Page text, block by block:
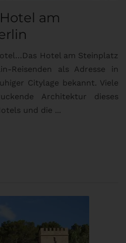
am
Hotel am Steinplatz
Reisenden als Adresse in
Citylage bekannt. Viele
Architektur dieses
und die ...